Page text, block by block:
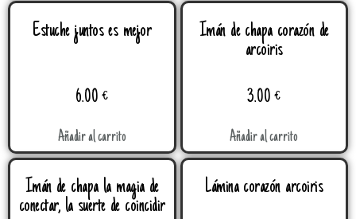
Estuche juntos es mejor
6.00€
Añadir al carrito
Imán de chapa corazón de
arcoiris
3.00€
Añadir al carrito
Imán de chapa la magia de
conectar, la suerte de coincidir
Lámina corazón arcoiris